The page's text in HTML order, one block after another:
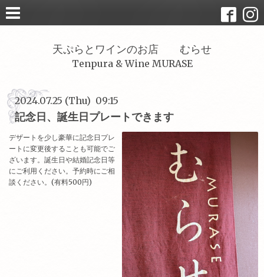
天ぷらとワインのお店 むらせ
Tenpura & Wine MURASE
2024.07.25 (Thu) 09:15
記念日、誕生日プレートできます
デザートを少し豪華に記念日プレ
ートに変更後することも可能でご
ざいます。誕生日や結婚記念日等
にご利用ください。予約時にご相
談ください。(有料500円)